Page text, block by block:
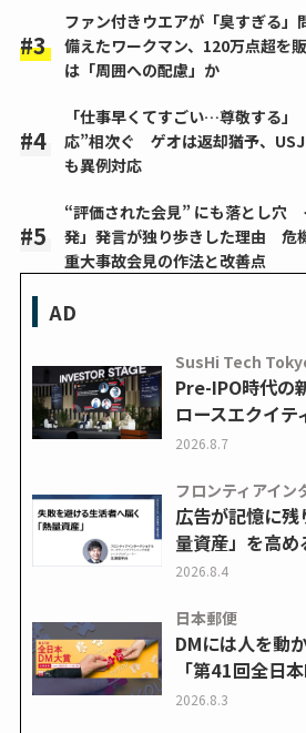
ファン付きウエアが「臭すぎる
備えたワークマン、120万点超を
は「周囲への配慮」か
「仕事早くてすごい…尊敬する
応”相次ぐ ゲオは返却猶予、
も異例対応
“評価された会見” にも落とし穴
発」発言が独り歩きした理由 危
重大事故会見の作法と改善点
AD
SusHi Tech
Pre-IPO時代の
ロースエクイ
2026.8.7
フロンティアイン
広告が記憶に
量資産」を高
2026.8.4
日本郵便
DMには人を動
「第41回全日
2026.8.3